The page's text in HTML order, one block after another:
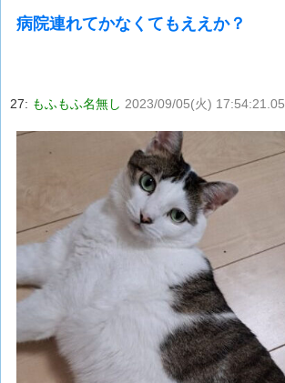
病院連れてかなくてもええか？
27: もふもふ名無し 2023/09/05(火) 17:54:21.05